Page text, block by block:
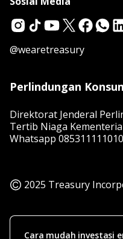
@wearetreasury
Perlindungan
Direktorat Jenderal
Tertib Niaga
Whatsapp 085311111010
2025 Treasury
Cara mudah investasi